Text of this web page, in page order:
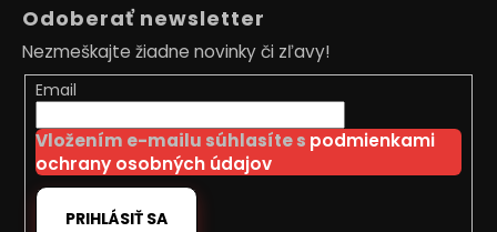
RTR
2,4GHZ
€59
Pôvodne:
€66
Odoberať newsletter
Nezmeškajte žiadne novinky či zľavy!
Email
Vložením e-mailu súhlasíte s podmienkami
ochrany osobných údajov
PRIHLÁSIŤ SA